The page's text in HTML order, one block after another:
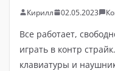
Кирилл 02.05.2023
Все работает,
играть в контр
клавиатуры и